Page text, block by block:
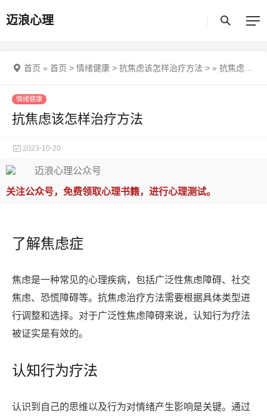
迈浪心理
首页 » 首页 > 情绪健康 > 抗焦虑该怎样治疗方法 > » 抗焦虑该怎样治疗方法
情绪健康
抗焦虑该怎样治疗方法
2023-10-20
关注公众号，免费领取心理书籍，进行心理测试。
了解焦虑症
焦虑是一种常见的心理疾病，包括广泛性焦虑障碍、社交
焦虑、恐慌障碍等。抗焦虑治疗方法需要根据具体类型进
行调整和选择。对于广泛性焦虑障碍来说，认知行为疗法
被证实是有效的。
认知行为疗法
认识到自己的思维以及行为对情绪产生影响是关键。通过